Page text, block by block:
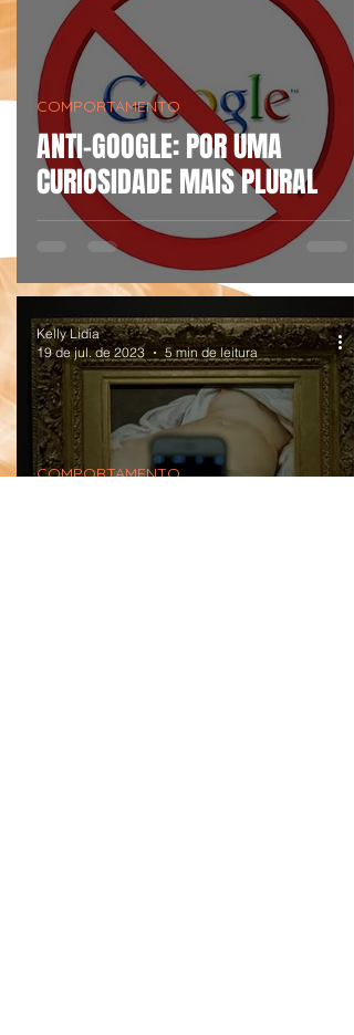
ANTI-GOOGLE: POR UMA
CURIOSIDADE MAIS PLURAL
COMPORTAMENTO
COMPORTAMENTO
Kelly Lidia
19 de jul. de 2023
5 min de leitura